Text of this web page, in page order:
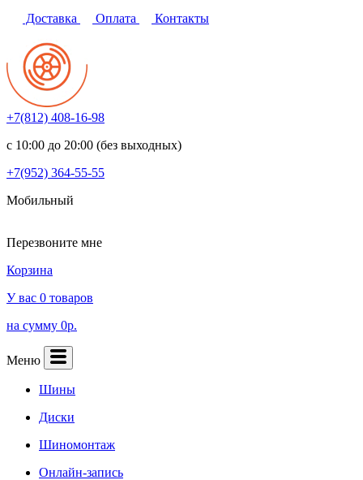
Доставка Оплата Контакты
+7(812) 408-16-98
с 10:00 до 20:00 (без выходных)
+7(952) 364-55-55
Мобильный
Перезвоните мне
Корзина
У вас 0 товаров
на сумму 0р.
Меню
Шины
Диски
Шиномонтаж
Онлайн-запись